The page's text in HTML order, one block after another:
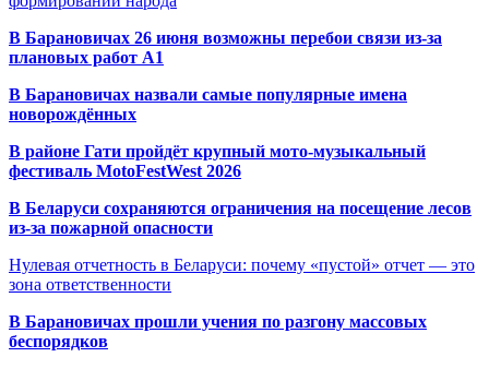
В Барановичах 26 июня возможны перебои связи из-за
плановых работ A1
В Барановичах назвали самые популярные имена
новорождённых
В районе Гати пройдёт крупный мото-музыкальный
фестиваль MotoFestWest 2026
В Беларуси сохраняются ограничения на посещение лесов
из-за пожарной опасности
Нулевая отчетность в Беларуси: почему «пустой» отчет — это
зона ответственности
В Барановичах прошли учения по разгону массовых
беспорядков